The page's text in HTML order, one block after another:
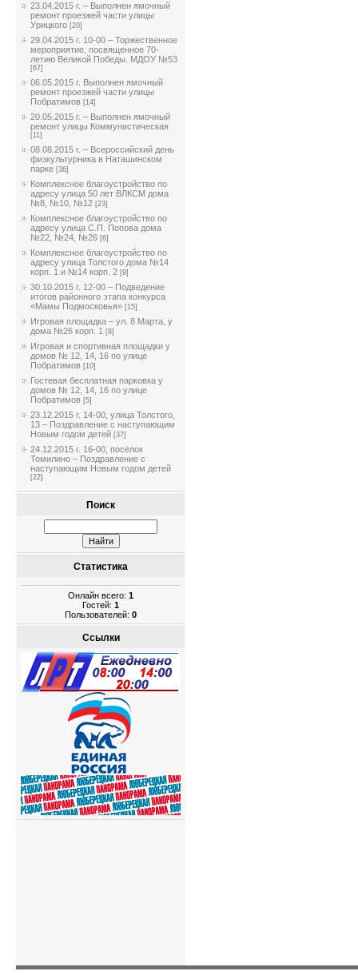
23.04.2015 г. – Выполнен ямочный
ремонт проезжей части улицы
Урицкого [20]
29.04.2015 г. 10-00 – Торжественное
мероприятие, посвященное 70-
летию Великой Победы. МДОУ №53
[67]
06.05.2015 г. Выполнен ямочный
ремонт проезжей части улицы
Побратимов [14]
20.05.2015 г. – Выполнен ямочный
ремонт улицы Коммунистическая
[11]
08.08.2015 г. – Всероссийский день
физкультурника в Наташинском
парке [36]
Комплексное благоустройство по
адресу улица 50 лет ВЛКСМ дома
№8, №10, №12 [23]
Комплексное благоустройство по
адресу улица С.П. Попова дома
№22, №24, №26 [6]
Комплексное благоустройство по
адресу улица Толстого дома №14
корп. 1 и №14 корп. 2 [9]
30.10.2015 г. 12-00 – Подведение
итогов районного этапа конкурса
«Мамы Подмосковья» [15]
Игровая площадка – ул. 8 Марта, у
дома №26 корп. 1 [8]
Игровая и спортивная площадки у
домов № 12, 14, 16 по улице
Побратимов [10]
Гостевая бесплатная парковка у
домов № 12, 14, 16 по улице
Побратимов [5]
23.12.2015 г. 14-00, улица Толстого,
13 – Поздравление с наступающим
Новым годом детей [37]
24.12.2015 г. 16-00, посёлок
Томилино – Поздравление с
наступающим Новым годом детей
[22]
Поиск
Статистика
Онлайн всего: 1
Гостей: 1
Пользователей: 0
Ссылки